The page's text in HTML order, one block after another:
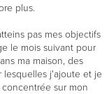
plus.
pas mes objectifs
le mois suivant pour
ma maison, des
lesquelles j'ajoute et je
sur mon